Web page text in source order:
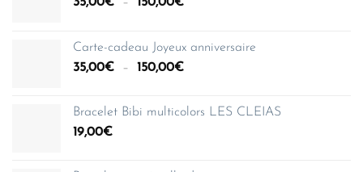
35,00€
à
Carte-cadeau Joyeux anniversaire
35,00€ – 150,00€Plage
35,00€
Bracelet Bibi multicolors LES CLEIAS
19,00€